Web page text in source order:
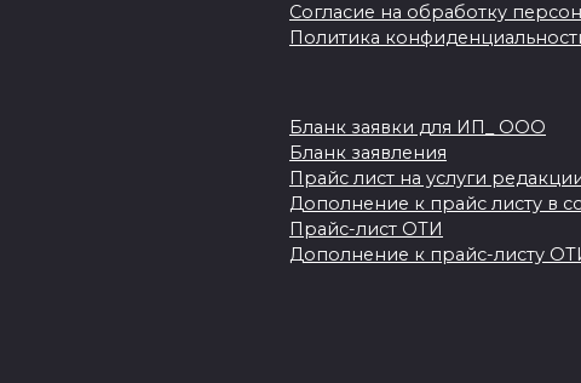
Согласие на обработку
Политика
Бланк заявки для ИП_ ООО
Бланк заявления
Прайс лист на услуги
Дополнение к прайс листу в
Прайс-лист ОТИ
Дополнение к прайс-листу